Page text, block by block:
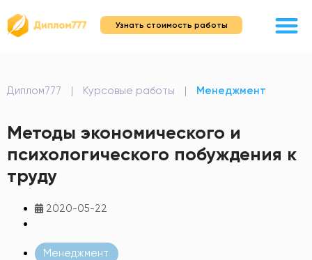
Узнать стоимость работы
Диплом777 | Курсовые работы | Менеджмент
Методы экономического и
психологического побуждения к
труду
2020-05-22
Менеджмент